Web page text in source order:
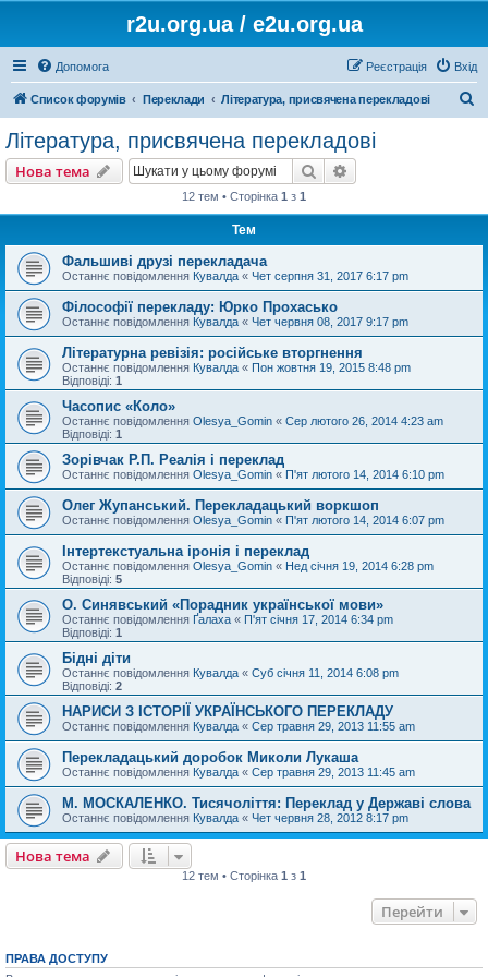
r2u.org.ua / e2u.org.ua
Допомога Вхід
Реєстрація
Список форумів Переклади Література, присвячена перекладові
Література, присвячена перекладові
Нова тема Пошук
12 тем • Сторінка 1 з 1
Тем
Фальшиві друзі перекладача
Останнє повідомлення Кувалда « Чет серпня 31, 2017 6:17 pm
Філософії перекладу: Юрко Прохасько
Останнє повідомлення Кувалда « Чет червня 08, 2017 9:17 pm
Літературна ревізія: російське вторгнення
Останнє повідомлення Кувалда « Пон жовтня 19, 2015 8:48 pm
Відповіді: 1
Часопис «Коло»
Останнє повідомлення Olesya_Gomin « Сер лютого 26, 2014 4:23 am
Відповіді: 1
Зорівчак Р.П. Реалія і переклад
Останнє повідомлення Olesya_Gomin « П'ят лютого 14, 2014 6:10 pm
Олег Жупанський. Перекладацький воркшоп
Останнє повідомлення Olesya_Gomin « П'ят лютого 14, 2014 6:07 pm
Інтертекстуальна іронія і переклад
Останнє повідомлення Olesya_Gomin « Нед січня 19, 2014 6:28 pm
Відповіді: 5
О. Синявський «Порадник української мови»
Останнє повідомлення Ґалаха « П'ят січня 17, 2014 6:34 pm
Відповіді: 1
Бідні діти
Останнє повідомлення Кувалда « Суб січня 11, 2014 6:08 pm
Відповіді: 2
НАРИСИ З ІСТОРІЇ УКРАЇНСЬКОГО ПЕРЕКЛАДУ
Останнє повідомлення Кувалда « Сер травня 29, 2013 11:55 am
Перекладацький доробок Миколи Лукаша
Останнє повідомлення Кувалда « Сер травня 29, 2013 11:45 am
М. МОСКАЛЕНКО. Тисячоліття: Переклад у Державі слова
Останнє повідомлення Кувалда « Чет червня 28, 2012 8:17 pm
Нова тема
12 тем • Сторінка 1 з 1
Перейти
ПРАВА ДОСТУПУ